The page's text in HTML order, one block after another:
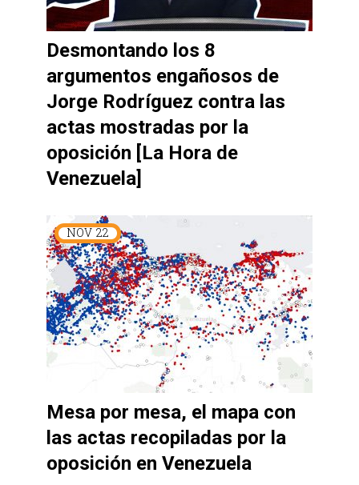
Desmontando los 8
argumentos engañosos de
Jorge Rodríguez contra las
actas mostradas por la
oposición [La Hora de
Venezuela]
NOV 22
Mesa por mesa, el mapa con
las actas recopiladas por la
oposición en Venezuela